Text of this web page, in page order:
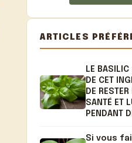
ARTICLES
LE BASILIC
DE CET
DE
SANTÉ ET
PENDANT
Si vous